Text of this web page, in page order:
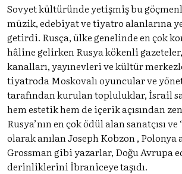
Sovyet kültüründe yetişmiş bu
müzik, edebiyat ve tiyatro alanlarına
getirdi. Rusça, ülke genelinde en çok
hâline gelirken Rusya kökenli
kanalları, yayınevleri ve kültür
tiyatroda Moskovalı oyuncular ve
tarafından kurulan topluluklar, İsrail
hem estetik hem de içerik açısından
Rusya’nın en çok ödül alan sanatçısı ve
olarak anılan Joseph Kobzon , Polonya
Grossman gibi yazarlar, Doğu Avrupa
derinliklerini İbraniceye taşıdı.